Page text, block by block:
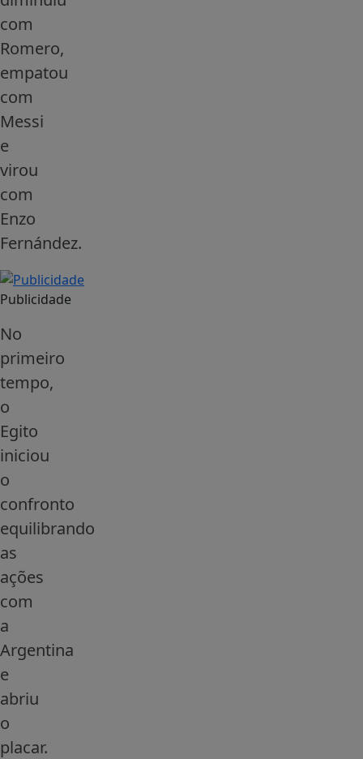
com
Romero,
empatou
com
Messi
e
virou
com
Enzo
Fernández.
Publicidade
No
primeiro
tempo,
o
Egito
iniciou
o
confronto
equilibrando
as
ações
com
a
Argentina
e
abriu
o
placar.